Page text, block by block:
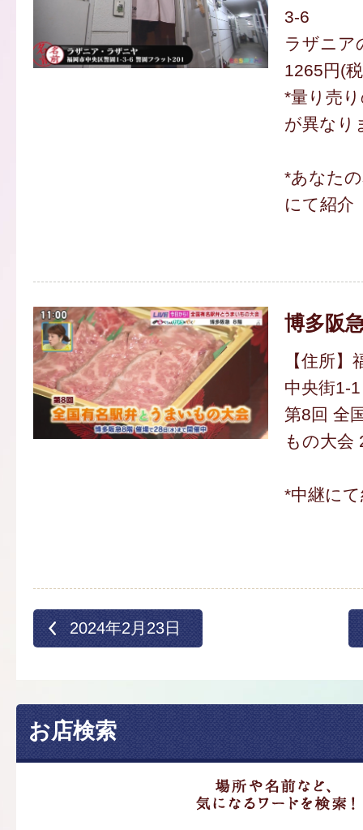
3-6
ラザニア
1265円(
*量り売
が異なり
*あなた
にて紹介
博多阪
【住所
中央街1-1
第8回 全
もの大会
*中継に
2024年2月23日
お店検索